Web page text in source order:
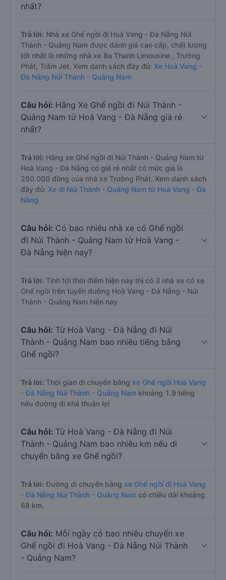
nhất?
Trả lời: Nhà xe Ghế ngồi đi Hoà Vang - Đà Nẵng Núi
Thành - Quảng Nam được đánh giá cao cấp, chất lượng
tốt nhất là những nhà xe Ba Thanh Limousine , Trường
Phát, Trâm Jet. Xem danh sách đầy đủ: Xe Hoà Vang -
Đà Nẵng Núi Thành - Quảng Nam
Câu hỏi: Hãng Xe Ghế ngồi đi Núi Thành -
Quảng Nam từ Hoà Vang - Đà Nẵng giá rẻ
nhất?
Trả lời: Hãng xe Ghế ngồi đi Núi Thành - Quảng Nam từ
Hoà Vang - Đà Nẵng có giá rẻ nhất có mức giá là
250.000 đồng của nhà xe Trường Phát. Xem danh sách
đầy đủ: Xe đi Núi Thành - Quảng Nam từ Hoà Vang - Đà
Nẵng
Câu hỏi: Có bao nhiêu nhà xe có Ghế ngồi
đi Núi Thành - Quảng Nam từ Hoà Vang -
Đà Nẵng hiện nay?
Trả lời: Tính tới thời điểm hiện nay thì có 3 nhà xe có xe
Ghế ngồi trên tuyến đường Hoà Vang - Đà Nẵng - Núi
Thành - Quảng Nam hiện nay
Câu hỏi: Từ Hoà Vang - Đà Nẵng đi Núi
Thành - Quảng Nam bao nhiêu tiếng bằng
Ghế ngồi?
Trả lời: Thời gian di chuyển bằng xe Ghế ngồi Hoà Vang
- Đà Nẵng Núi Thành - Quảng Nam khoảng 1.9 tiếng
nếu đường đi khá thuận lợi
Câu hỏi: Từ Hoà Vang - Đà Nẵng đi Núi
Thành - Quảng Nam bao nhiêu km nếu di
chuyển bằng xe Ghế ngồi?
Trả lời: Đường di chuyển bằng xe Ghế ngồi đi Hoà Vang
- Đà Nẵng Núi Thành - Quảng Nam có chiều dài khoảng
68 km.
Câu hỏi: Mỗi ngày có bao nhiêu chuyến xe
Ghế ngồi đi Hoà Vang - Đà Nẵng Núi Thành
- Quảng Nam?